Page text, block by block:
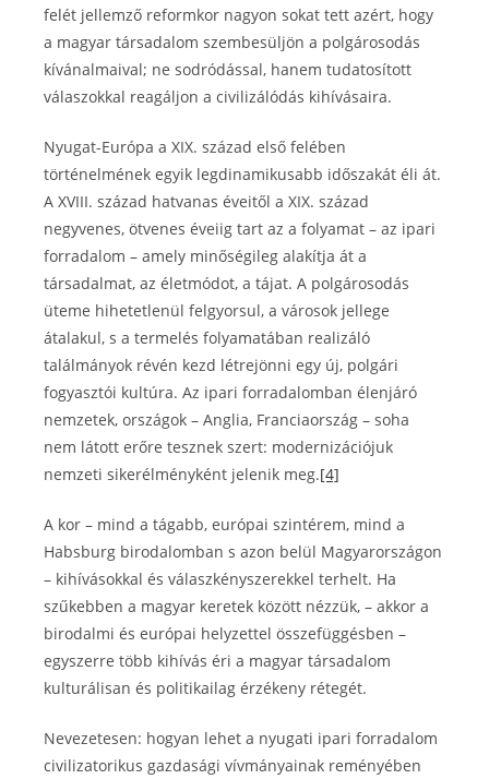
felét jellemző reformkor nagyon sokat tett azért, hogy
a magyar társadalom szembesüljön a polgárosodás
kívánalmaival; ne sodródással, hanem tudatosított
válaszokkal reagáljon a civilizálódás kihívásaira.
Nyugat-Európa a XIX. század első felében
történelmének egyik legdinamikusabb időszakát éli át.
A XVIII. század hatvanas éveitől a XIX. század
negyvenes, ötvenes éveiig tart az a folyamat – az ipari
forradalom – amely minőségileg alakítja át a
társadalmat, az életmódot, a tájat. A polgárosodás
üteme hihetetlenül felgyorsul, a városok jellege
átalakul, s a termelés folyamatában realizáló
találmányok révén kezd létrejönni egy új, polgári
fogyasztói kultúra. Az ipari forradalomban élenjáró
nemzetek, országok – Anglia, Franciaország – soha
nem látott erőre tesznek szert: modernizációjuk
nemzeti sikerélményként jelenik meg.[4]
A kor – mind a tágabb, európai szintérem, mind a
Habsburg birodalomban s azon belül Magyarországon
– kihívásokkal és válaszkényszerekkel terhelt. Ha
szűkebben a magyar keretek között nézzük, – akkor a
birodalmi és európai helyzettel összefüggésben –
egyszerre több kihívás éri a magyar társadalom
kulturálisan és politikailag érzékeny rétegét.
Nevezetesen: hogyan lehet a nyugati ipari forradalom
civilizatorikus gazdasági vívmányainak reményében